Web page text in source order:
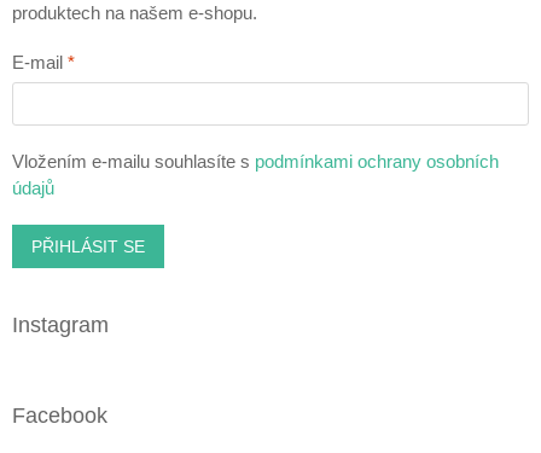
produktech na našem e-shopu.
E-mail
Vložením e-mailu souhlasíte s podmínkami ochrany osobních
údajů
PŘIHLÁSIT SE
Instagram
Facebook